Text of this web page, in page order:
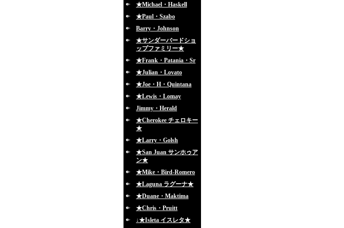
★Michael・Haskell
★Paul・Szabo
Barry・Johnson
★サンダーバードショ
ップファミリー★
★Frank・Patania・Sr
★Julian・Lovato
★Joe・H・Quintana
★Lewis・Lomay
Jimmy・Herald
★Cherokee チェロキー
★
★Larry・Golsh
★San Juan サンホゥア
ン★
★Mike・Bird-Romero
★Laguna ラグーナ★
★Duane・Maktima
★Chris・Pruitt
↓★Isleta イスレタ★